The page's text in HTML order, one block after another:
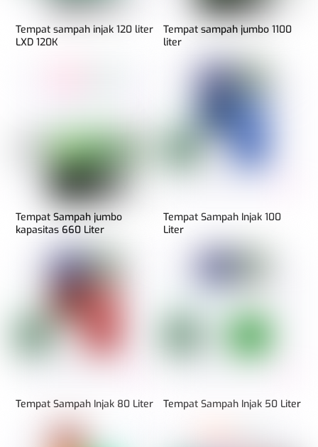
Tempat sampah injak 120 liter
LXD 120K
Tempat sampah jumbo 1100
liter
Tempat Sampah jumbo
kapasitas 660 Liter
Tempat Sampah Injak 100
Liter
Tempat Sampah Injak 80 Liter Tempat Sampah Injak 50 Liter